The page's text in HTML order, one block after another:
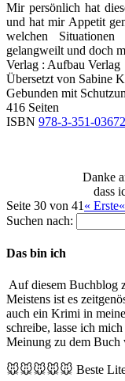
Mir persönlich hat
und hat mir Appetit
welchen
gelangweilt und doch
Verlag : Aufbau Verlag
Übersetzt von Sabine
Gebunden mit
416 Seiten
ISBN 978-3-351-
Danke
dass
Seite 30 von 41 « Erste«
Suchen nach:
Das bin ich
Auf diesem Buchblog
Meistens ist es
auch ein Krimi in
schreibe, lasse ich
Meinung zu dem Buch
🐭🐭🐭🐭🐭 Beste